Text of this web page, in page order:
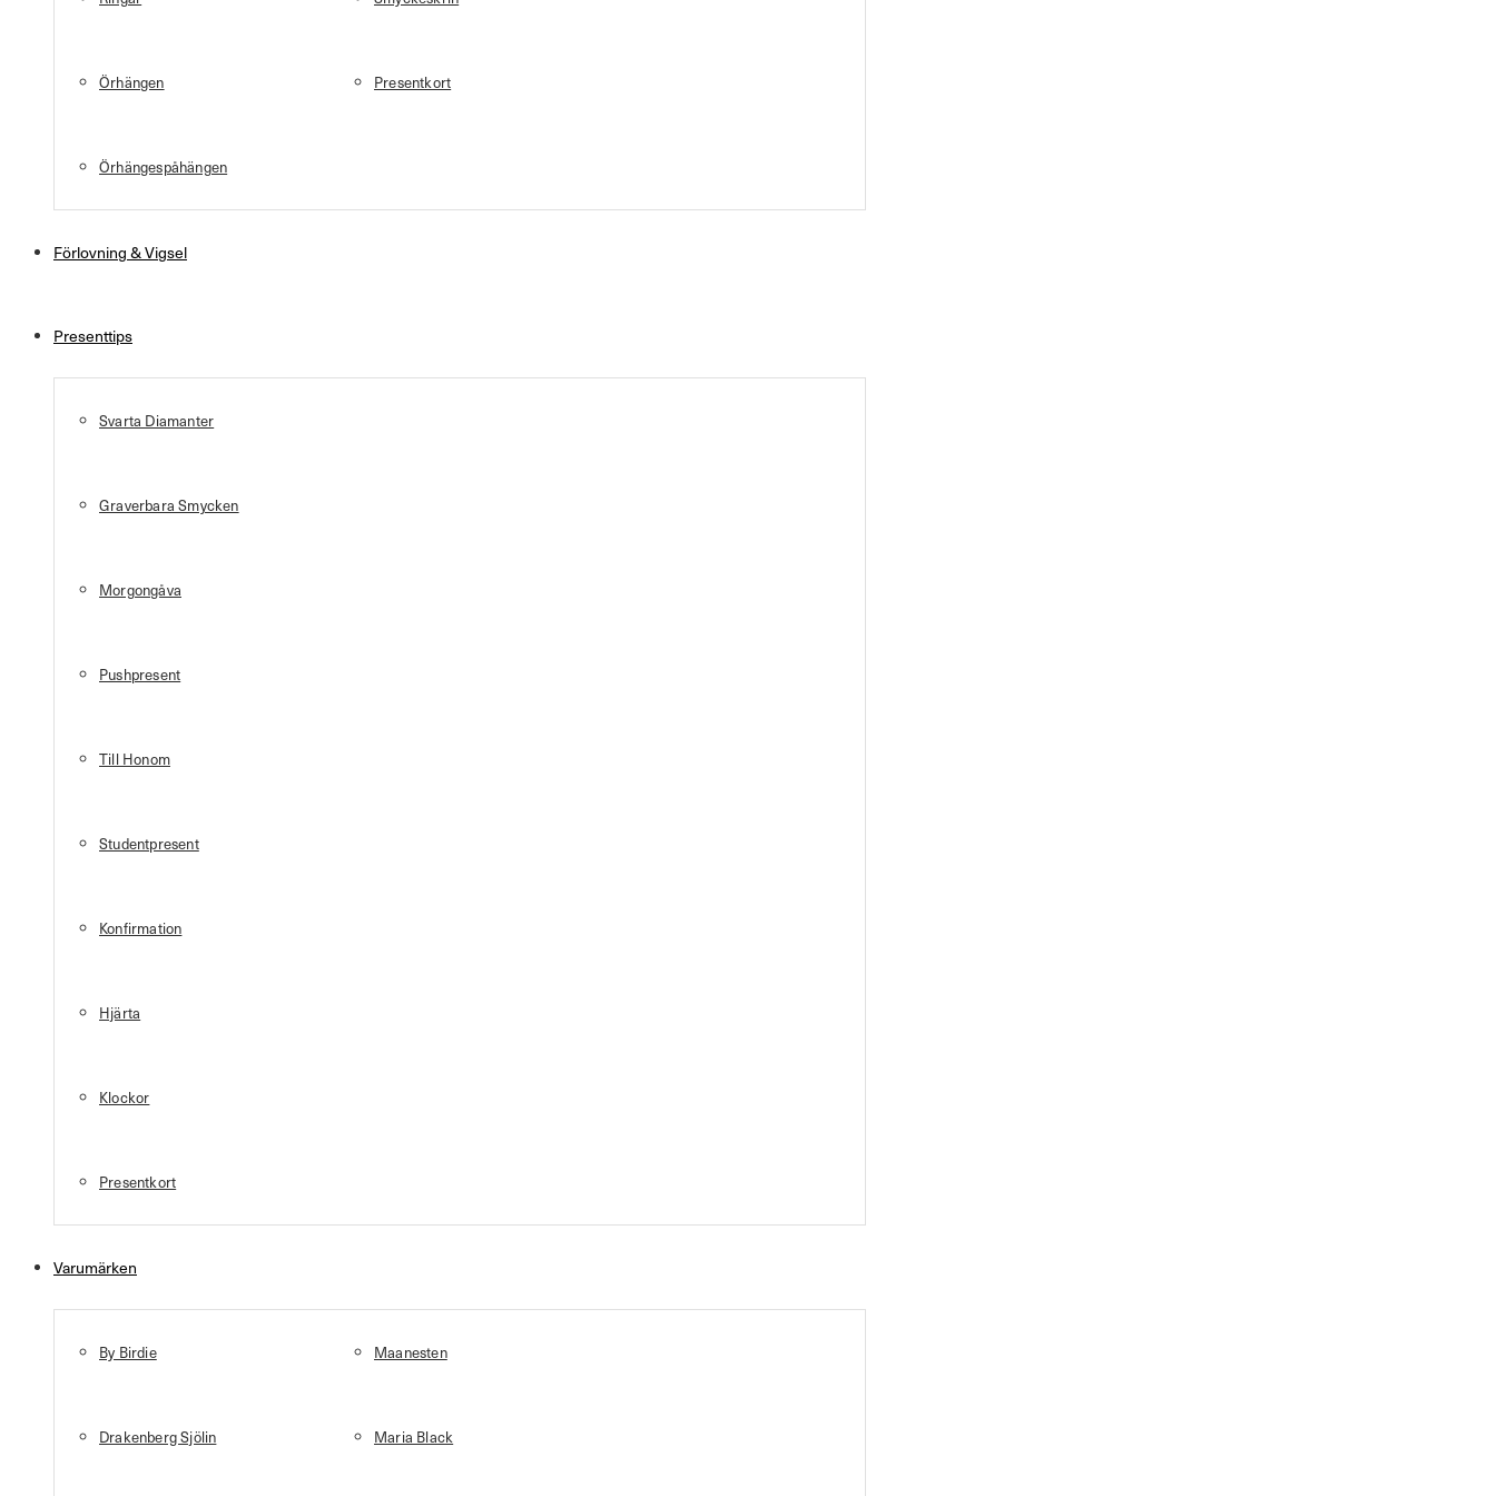
Örhängen
Örhängespåhängen
Presentkort
Förlovning & Vigsel
Presenttips
Svarta Diamanter
Graverbara Smycken
Morgongåva
Pushpresent
Till Honom
Studentpresent
Konfirmation
Hjärta
Klockor
Presentkort
Varumärken
By Birdie
Drakenberg Sjölin
Maanesten
Maria Black